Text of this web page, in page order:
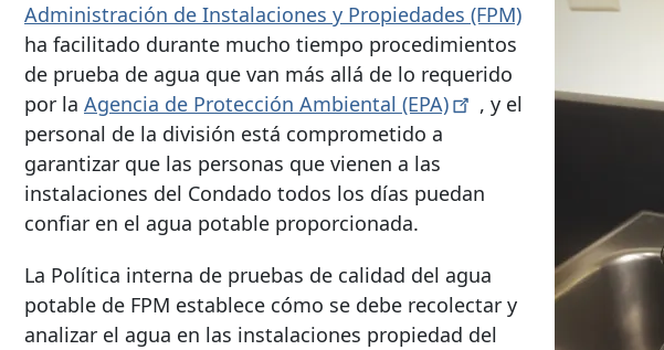
Administración de Instalaciones y Propiedades (FPM)
ha facilitado durante mucho tiempo procedimientos
de prueba de agua que van más allá de lo requerido
por la Agencia de Protección Ambiental (EPA)
, y el
personal de la división está comprometido a
garantizar que las personas que vienen a las
instalaciones del Condado todos los días puedan
confiar en el agua potable proporcionada.
La Política interna de pruebas de calidad del agua
potable de FPM establece cómo se debe recolectar y
analizar el agua en las instalaciones propiedad del